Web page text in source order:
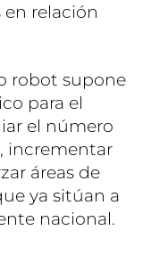
relación
robot supone
para el
el número
incrementar
áreas de
ya sitúan a
nacional.